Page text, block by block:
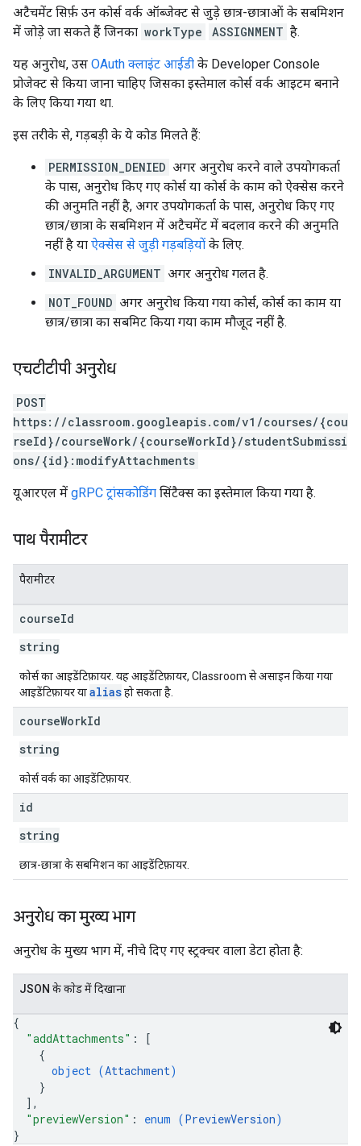
अटैचमेंट सिर्फ़ उन कोर्स वर्क ऑब्जेक्ट से जुड़े छात्र-छात्राओं के सबमिशन
में जोड़े जा सकते हैं जिनका workType ASSIGNMENT है.
यह अनुरोध, उस OAuth क्लाइंट आईडी के Developer Console
प्रोजेक्ट से किया जाना चाहिए जिसका इस्तेमाल कोर्स वर्क आइटम बनाने
के लिए किया गया था.
इस तरीके से, गड़बड़ी के ये कोड मिलते हैं:
PERMISSION_DENIED अगर अनुरोध करने वाले उपयोगकर्ता
के पास, अनुरोध किए गए कोर्स या कोर्स के काम को ऐक्सेस करने
की अनुमति नहीं है, अगर उपयोगकर्ता के पास, अनुरोध किए गए
छात्र/छात्रा के सबमिशन में अटैचमेंट में बदलाव करने की अनुमति
नहीं है या ऐक्सेस से जुड़ी गड़बड़ियों के लिए.
INVALID_ARGUMENT अगर अनुरोध गलत है.
NOT_FOUND अगर अनुरोध किया गया कोर्स, कोर्स का काम या
छात्र/छात्रा का सबमिट किया गया काम मौजूद नहीं है.
एचटीटीपी अनुरोध
POST
https://classroom.googleapis.com/v1/courses/{cou
rseId}/courseWork/{courseWorkId}/studentSubmissi
ons/{id}:modifyAttachments
यूआरएल में gRPC ट्रांसकोडिंग सिंटैक्स का इस्तेमाल किया गया है.
पाथ पैरामीटर
पैरामीटर
courseId
string
कोर्स का आइडेंटिफ़ायर. यह आइडेंटिफ़ायर, Classroom से असाइन किया गया
आइडेंटिफ़ायर याaliasहो सकता है.
courseWorkId
string
कोर्स वर्क का आइडेंटिफ़ायर.
id
string
छात्र-छात्रा के सबमिशन का आइडेंटिफ़ायर.
अनुरोध का मुख्य भाग
अनुरोध के मुख्य भाग में, नीचे दिए गए स्ट्रक्चर वाला डेटा होता है:
JSON के काेड में दिखाना
{
"addAttachments" :
[
{
object (Attachment)
}
] ,
"previewVersion" : enum (PreviewVersion)
}